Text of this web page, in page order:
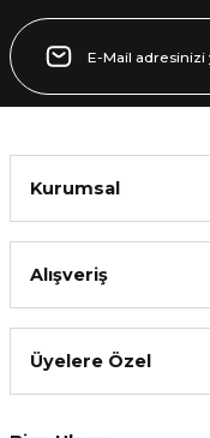
Kurumsal
Alışveriş
Üyelere Özel